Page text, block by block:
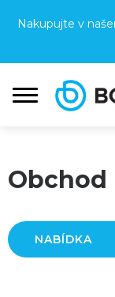
Nakupujte v
Obchod
NABÍDKA